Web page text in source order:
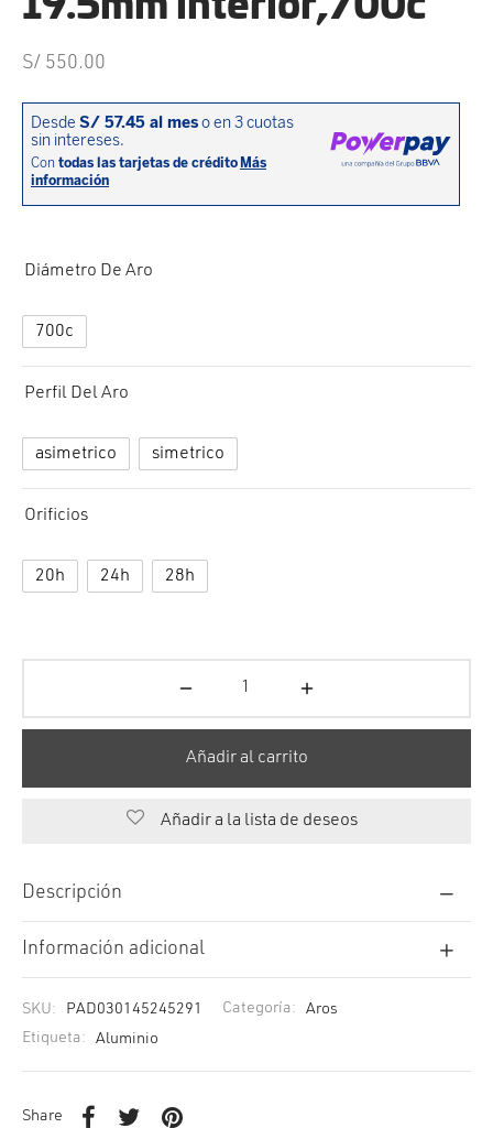
S/ 550.00
Diámetro De Aro
700c
Perfil Del Aro
asimetrico simetrico
Orificios
20h 24h 28h
Añadir al carrito
Añadir a la lista de deseos
Descripción
Información adicional
SKU: PAD030145245291 Categoría:
Aros
Etiqueta:
Aluminio
Share
para transmisión
para ruedas